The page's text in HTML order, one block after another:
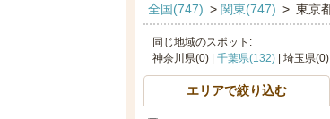
全国(747) > 関東(747) > 東京
同じ地域のスポット:
神奈川県(0) | 千葉県(132)| 埼玉県(0)
エリアで絞り込む